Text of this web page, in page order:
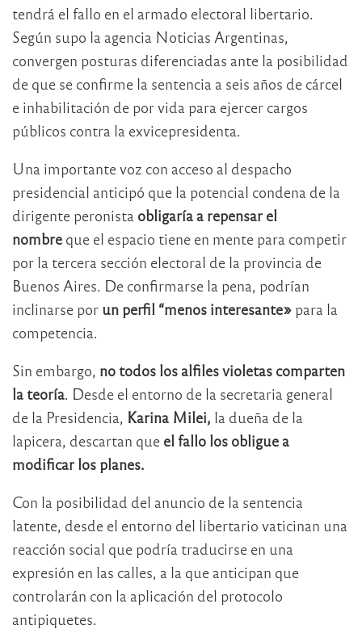
tendrá el fallo en el armado electoral libertario.
Según supo la agencia Noticias Argentinas,
convergen posturas diferenciadas ante la posibilidad
de que se confirme la sentencia a seis años de cárcel
e inhabilitación de por vida para ejercer cargos
públicos contra la exvicepresidenta.
Una importante voz con acceso al despacho
presidencial anticipó que la potencial condena de la
dirigente peronista obligaría a repensar el
nombre que el espacio tiene en mente para competir
por la tercera sección electoral de la provincia de
Buenos Aires. De confirmarse la pena, podrían
inclinarse por un perfil “menos interesante» para la
competencia.
Sin embargo, no todos los alfiles violetas comparten
la teoría . Desde el entorno de la secretaria general
de la Presidencia, Karina Milei, la dueña de la
lapicera, descartan que el fallo los obligue a
modificar los planes.
Con la posibilidad del anuncio de la sentencia
latente, desde el entorno del libertario vaticinan una
reacción social que podría traducirse en una
expresión en las calles, a la que anticipan que
controlarán con la aplicación del protocolo
antipiquetes.